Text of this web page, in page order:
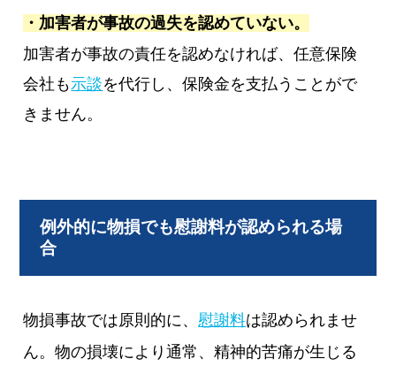
・加害者が事故の過失を認めていない。
加害者が事故の責任を認めなければ、任意保険
会社も示談を代行し、保険金を支払うことがで
きません。
例外的に物損でも慰謝料が認められる場
合
物損事故では原則的に、慰謝料は認められませ
ん。物の損壊により通常、精神的苦痛が生じる